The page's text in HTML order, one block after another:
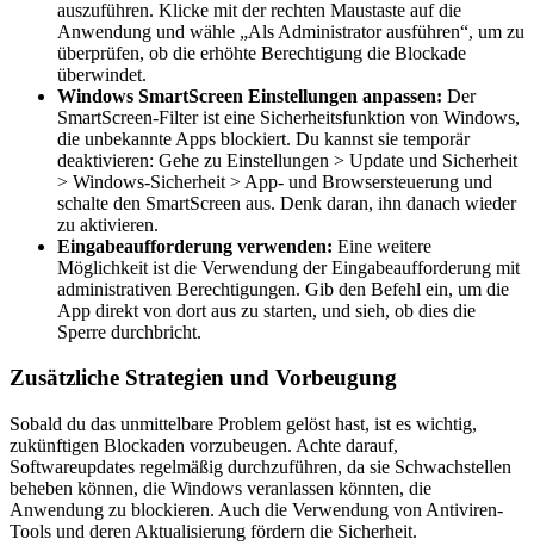
auszuführen. Klicke mit der rechten Maustaste auf die
Anwendung und wähle „Als Administrator ausführen“, um zu
überprüfen, ob die erhöhte Berechtigung die Blockade
überwindet.
Windows SmartScreen Einstellungen anpassen: Der
SmartScreen-Filter ist eine Sicherheitsfunktion von Windows,
die unbekannte Apps blockiert. Du kannst sie temporär
deaktivieren: Gehe zu Einstellungen > Update und Sicherheit
> Windows-Sicherheit > App- und Browsersteuerung und
schalte den SmartScreen aus. Denk daran, ihn danach wieder
zu aktivieren.
Eingabeaufforderung verwenden: Eine weitere
Möglichkeit ist die Verwendung der Eingabeaufforderung mit
administrativen Berechtigungen. Gib den Befehl ein, um die
App direkt von dort aus zu starten, und sieh, ob dies die
Sperre durchbricht.
Zusätzliche Strategien und Vorbeugung
Sobald du das unmittelbare Problem gelöst hast, ist es wichtig,
zukünftigen Blockaden vorzubeugen. Achte darauf,
Softwareupdates regelmäßig durchzuführen, da sie Schwachstellen
beheben können, die Windows veranlassen könnten, die
Anwendung zu blockieren. Auch die Verwendung von Antiviren-
Tools und deren Aktualisierung fördern die Sicherheit.